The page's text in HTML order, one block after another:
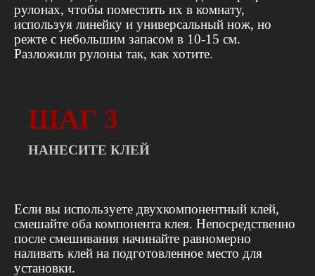
рулонах, чтобы поместить их в комнату,
используя линейку и универсальный нож, но
режте с небольшим запасом в 10-15 см.
Разложили рулоны так, как хотите.
ШАГ 3
НАНЕСИТЕ КЛЕЙ
Если вы используете двухкомпонентный клей,
смешайте оба компонента клея. Непосредственно
после смешивания начинайте равномерно
наливать клей на подготовленное место для
установки.